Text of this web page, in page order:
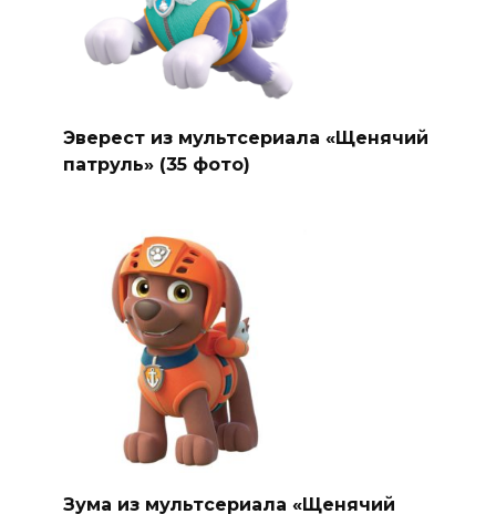
Эверест из мультсериала «Щенячий
патруль» (35 фото)
Зума из мультсериала «Щенячий